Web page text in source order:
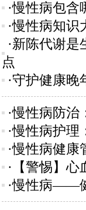
·慢性病包含
·慢性病知
·新陈代谢
点
·守护健康
·慢性病防治
·慢性病护
·慢性病健
·【警惕】
·慢性病——